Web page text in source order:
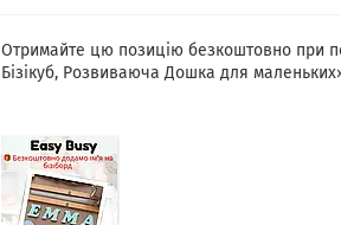
Отримайте цю позицію безкоштовно при
Бізікуб, Розвиваюча Дошка для